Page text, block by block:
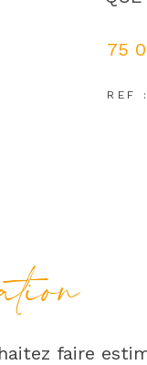
75
REF
faire